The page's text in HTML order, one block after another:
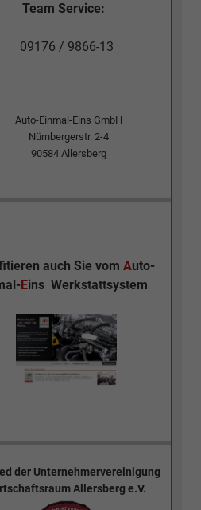
Team Service:
09176 / 9866-13
Auto-Einmal-Eins GmbH
Nürnbergerstr. 2-4
90584 Allersberg
auch Sie vom Auto-
Eins Werkstattsystem
der Unternehmervereinigung
Allersberg e.V.